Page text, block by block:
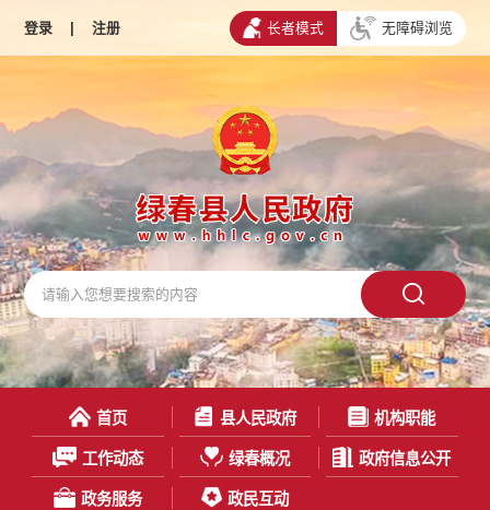
登录 | 注册 长者模式 无障碍浏览
首页 县人民政府 机构职能
工作动态 绿春概况 政府信息公开
政务服务 政民互动